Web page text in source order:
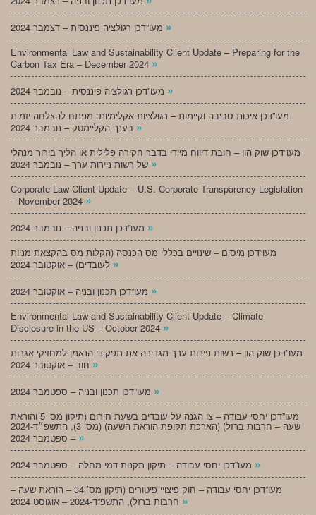
»
Environmental Law and Sustainability Client Update – Preparing for the
Carbon Tax Era – December 2024 »
»
מעו”דכן איכות סביבה וקיימות – רגולציות אקלימיות: מפתח להצלחה יזמית
»
מעו”דכן שוק הון – חובת דיווח מיידי בדבר חקירה פלילית או הליך בירור מנהלי
»
Corporate Law Client Update – U.S. Corporate Transparency Legislation
– November 2024 »
»
מעו”דכן מיסים – שינויים בכללי מס הכנסה (הקלות מס בהקצאת מניות
»
»
Environmental Law and Sustainability Client Update – Climate
Disclosure in the US – October 2024 »
מעו”דכן שוק הון – רשות ניירות ערך מגדירה את תפקידי הנאמן למחזיקי אגרות
»
»
מעו”דכן יחסי עבודה – צו הגנה על עובדים בשעת חירום (תיקון מס’ 5 והוראת
שעה – חרבות ברזל) (הארכת תקופת הוראת השעה) (מס’ 3), התשפ״ד-2024
– ספטמבר 2024 »
»
מעו”דכן יחסי עבודה – חוק פיצויי פיטורים (תיקון מס’ 34 – הוראת שעה –
»